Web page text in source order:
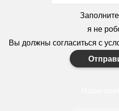
я не
Вы должны согласиться с